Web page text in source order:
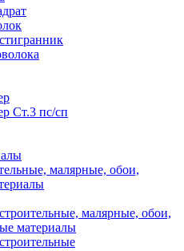
Ст.3 пс/сп
малярные, обои,
малярные, обои,
материалы